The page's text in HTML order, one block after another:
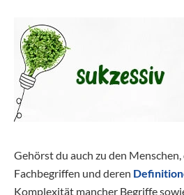
Gehörst du auch zu den
Fachbegriffen und deren
Komplexität mancher Begriffe